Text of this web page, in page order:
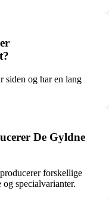
siden og har en lang
De Gyldne
forskellige
specialvarianter.